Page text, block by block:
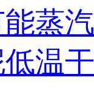
蒸
温